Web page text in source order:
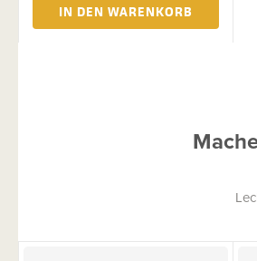
IN DEN WARENKORB